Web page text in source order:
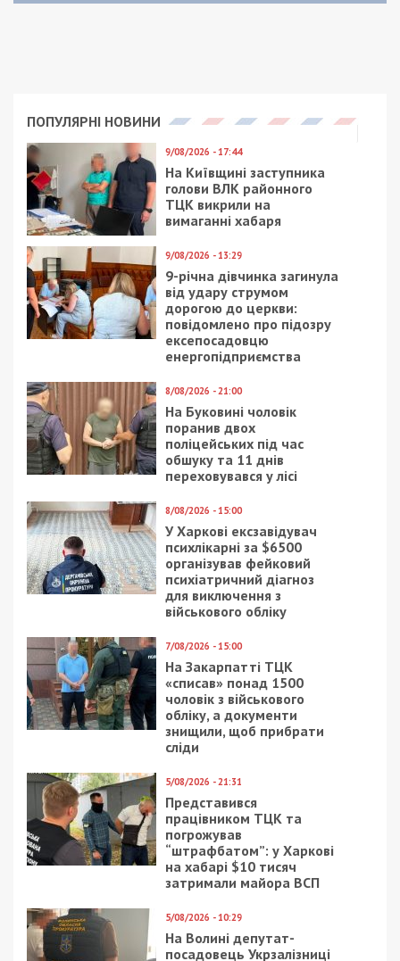
ПОПУЛЯРНІ НОВИНИ
9/08/2026 - 17:44
На Київщині заступника
голови ВЛК районного
ТЦК викрили на
вимаганні хабаря
9/08/2026 - 13:29
9-річна дівчинка загинула
від удару струмом
дорогою до церкви:
повідомлено про підозру
ексепосадовцю
енергопідприємства
8/08/2026 - 21:00
На Буковині чоловік
поранив двох
поліцейських під час
обшуку та 11 днів
переховувався у лісі
8/08/2026 - 15:00
У Харкові ексзавідувач
психлікарні за $6500
організував фейковий
психіатричний діагноз
для виключення з
військового обліку
7/08/2026 - 15:00
На Закарпатті ТЦК
«списав» понад 1500
чоловік з військового
обліку, а документи
знищили, щоб прибрати
сліди
5/08/2026 - 21:31
Представився
працівником ТЦК та
погрожував
“штрафбатом”: у Харкові
на хабарі $10 тисяч
затримали майора ВСП
5/08/2026 - 10:29
На Волині депутат-
посадовець Укрзалізниці